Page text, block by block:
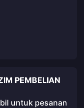
PEMBELIAN
untuk pesanan